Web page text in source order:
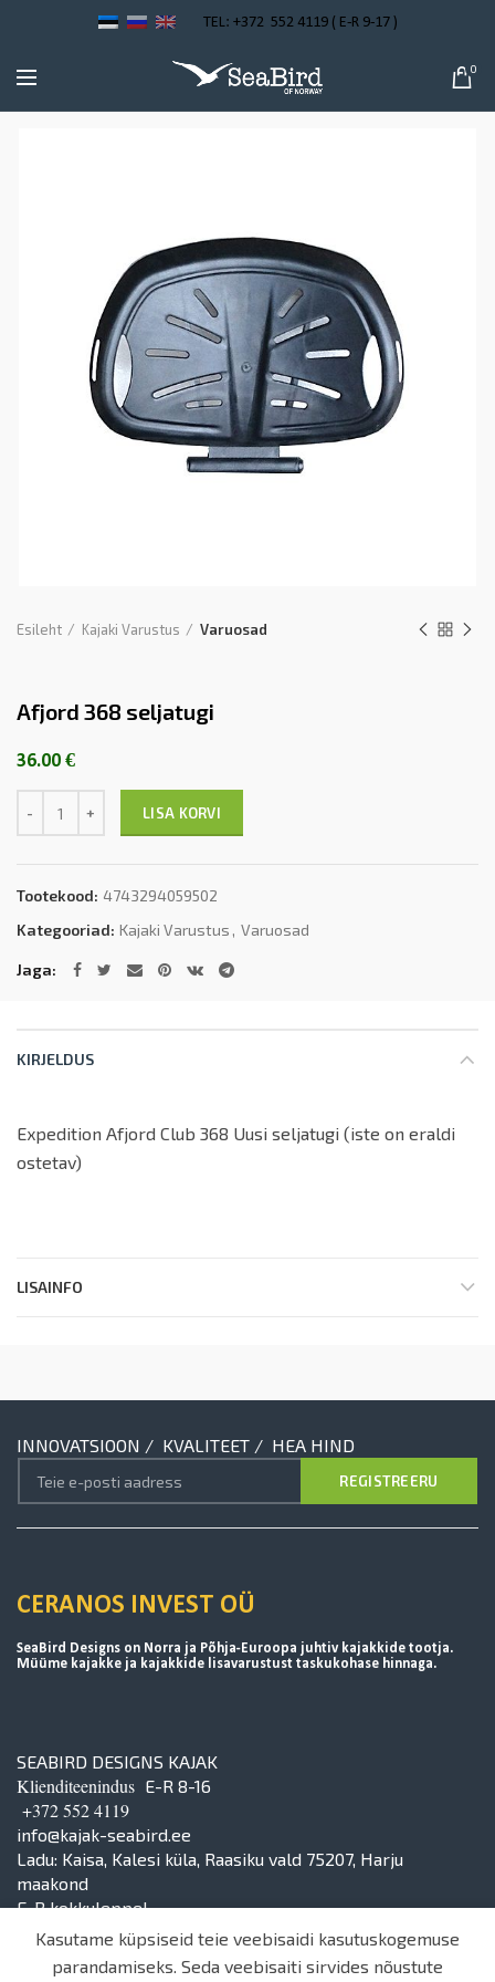
TEL: +372 552 4119 ( E-R 9-17 )
0
Esileht Kajaki Varustus Varuosad
Afjord 368 seljatugi
36.00 €
LISA KORVI
Tootekood: 4743294059502
Kategooriad: Kajaki Varustus , Varuosad
Jaga
KIRJELDUS
Expedition Afjord Club 368 Uusi seljatugi (iste on eraldi
ostetav)
LISAINFO
INNOVATSIOON / KVALITEET / HEA HIND
CERANOS INVEST OÜ
SeaBird Designs on Norra ja Põhja-Euroopa juhtiv kajakkide tootja.
Müüme kajakke ja kajakkide lisavarustust taskukohase hinnaga.
SEABIRD DESIGNS KAJAK
Klienditeenindus E-R 8-16
+372 552 4119
info@kajak-seabird.ee
Ladu: Kaisa, Kalesi küla, Raasiku vald 75207, Harju
maakond
E-R kokkuleppel
Kasutame küpsiseid teie veebisaidi kasutuskogemuse
parandamiseks. Seda veebisaiti sirvides nõustute